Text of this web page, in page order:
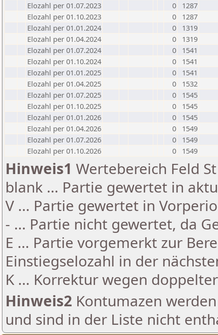
Elozahl per 01.07.2023
0
1287
Elozahl per 01.10.2023
0
1287
Elozahl per 01.01.2024
0
1319
Elozahl per 01.04.2024
0
1319
Elozahl per 01.07.2024
0
1541
Elozahl per 01.10.2024
0
1541
Elozahl per 01.01.2025
0
1541
Elozahl per 01.04.2025
0
1532
Elozahl per 01.07.2025
0
1545
Elozahl per 01.10.2025
0
1545
Elozahl per 01.01.2026
0
1545
Elozahl per 01.04.2026
0
1549
Elozahl per 01.07.2026
0
1549
Elozahl per 01.10.2026
0 1549
Hinweis1 Wertebereich Feld
blank ... Partie gewertet in
V ... Partie gewertet in
- ... Partie nicht gewertet, da
E ... Partie vorgemerkt zur
Einstiegselozahl in der
K ... Korrektur wegen
Hinweis2 Kontumazen
und sind in der Liste nicht